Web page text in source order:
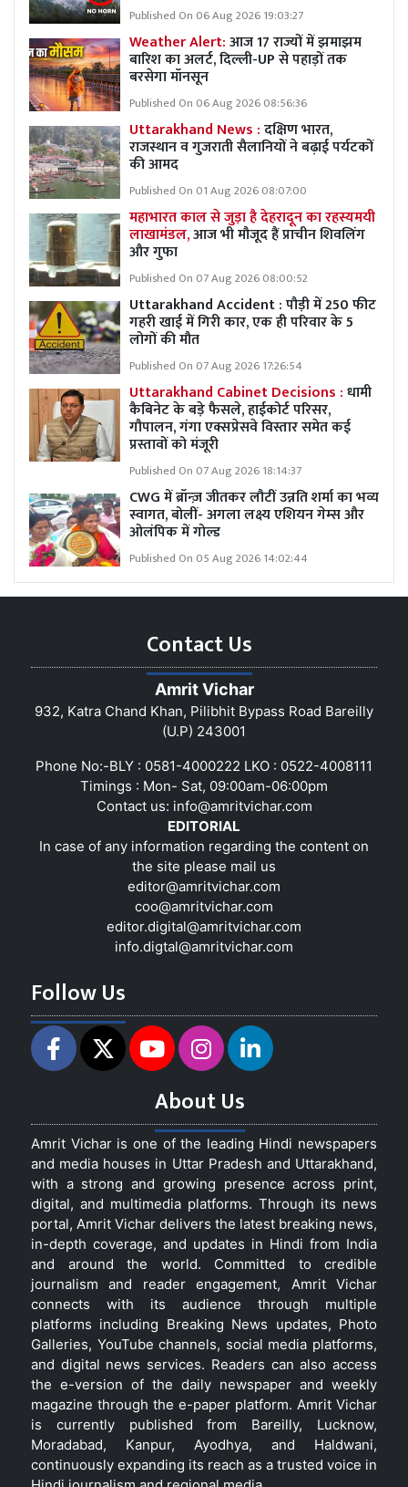
Published On 06 Aug 2026 19:03:27
Weather Alert:आज 17 राज्यों में झमाझम
बारिश का अलर्ट, दिल्ली-UP से पहाड़ों तक
बरसेगा मॉनसून
Published On 06 Aug 2026 08:56:36
Uttarakhand News :दक्षिण भारत,
राजस्थान व गुजराती सैलानियों ने बढ़ाई पर्यटकों
की आमद
Published On 01 Aug 2026 08:07:00
महाभारत काल से जुड़ा है देहरादून का रहस्यमयी
लाखामंडल,आज भी मौजूद हैं प्राचीन शिवलिंग
और गुफा
Published On 07 Aug 2026 08:00:52
Uttarakhand Accident : पौड़ी में 250 फीट
गहरी खाई में गिरी कार, एक ही परिवार के 5
लोगों की मौत
Published On 07 Aug 2026 17:26:54
Uttarakhand Cabinet Decisions :धामी
कैबिनेट के बड़े फैसले, हाईकोर्ट परिसर,
गौपालन, गंगा एक्सप्रेसवे विस्तार समेत कई
प्रस्तावों को मंजूरी
Published On 07 Aug 2026 18:14:37
CWG में ब्रॉन्ज़ जीतकर लौटीं उन्नति शर्मा का भव्य
स्वागत, बोलीं- अगला लक्ष्य एशियन गेम्स और
ओलंपिक में गोल्ड
Published On 05 Aug 2026 14:02:44
Contact Us
Amrit Vichar
932, Katra Chand Khan, Pilibhit Bypass Road Bareilly
(U.P) 243001
Phone No:-BLY : 0581-4000222 LKO : 0522-4008111
Timings : Mon- Sat, 09:00am-06:00pm
Contact us: info@amritvichar.com
EDITORIAL
In case of any information regarding the content on
the site please mail us
editor@amritvichar.com
coo@amritvichar.com
editor.digital@amritvichar.com
info.digtal@amritvichar.com
Follow Us
About Us
Amrit Vichar is one of the leading Hindi newspapers
and media houses in Uttar Pradesh and Uttarakhand,
with a strong and growing presence across print,
digital, and multimedia platforms. Through its news
portal, Amrit Vichar delivers the latest breaking news,
in-depth coverage, and updates in Hindi from India
and around the world. Committed to credible
journalism and reader engagement, Amrit Vichar
connects with its audience through multiple
platforms including Breaking News updates, Photo
Galleries, YouTube channels, social media platforms,
and digital news services. Readers can also access
the e-version of the daily newspaper and weekly
magazine through the e-paper platform. Amrit Vichar
is currently published from Bareilly, Lucknow,
Moradabad, Kanpur, Ayodhya, and Haldwani,
continuously expanding its reach as a trusted voice in